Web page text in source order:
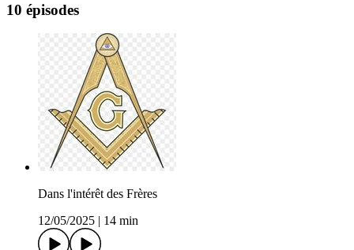
10 épisodes
Dans l'intérêt des Frères
12/05/2025
14 min